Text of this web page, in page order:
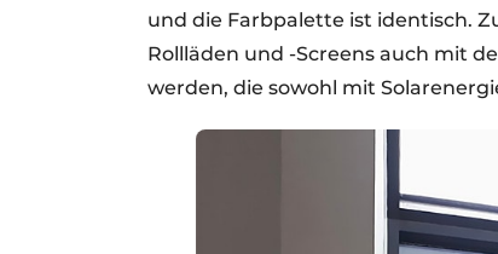
und die Farbpalette ist identisch.
Rollläden und -Screens auch mit
werden, die sowohl mit